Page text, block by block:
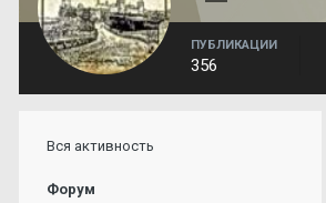
ПУБЛИКАЦИИ
356
Вся активность
Форум